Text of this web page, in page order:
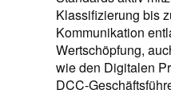
Klassifizierung bis
Kommunikation
Wertschöpfung,
wie den Digitalen
DCC-